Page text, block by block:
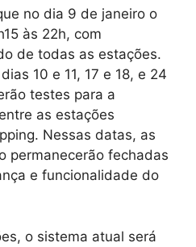
no dia 9 de janeiro o
às 22h, com
de todas as estações.
10 e 11, 17 e 18, e 24
testes para a
as estações
Nessas datas, as
permanecerão fechadas
e funcionalidade do
o sistema atual será